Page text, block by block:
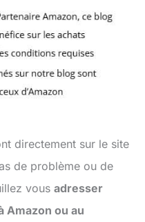
directement sur le site
de problème ou de
vousadresser
Amazon ou au